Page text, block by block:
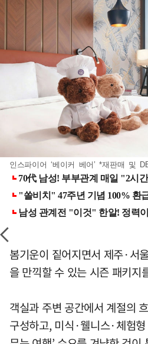
인스파이어 ‘베이커 베어’ *재판매 및
봄기운이 짙어지면서 제주·서
을 만끽할 수 있는 시즌 패키지
객실과 주변 공간에서 계절의
구성하고, 미식·웰니스·체험